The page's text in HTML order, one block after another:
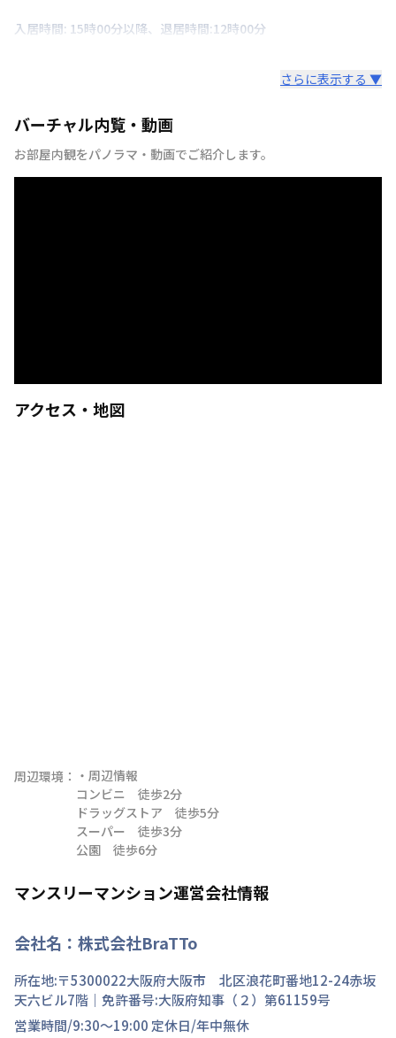
入居時間: 15時00分以降、退居時間:12時00分
さらに表示する ▼
バーチャル内覧・動画
お部屋内観をパノラマ・動画でご紹介します。
アクセス・地図
周辺環境： ・周辺情報
コンビニ　徒歩2分
ドラッグストア　徒歩5分
スーパー　徒歩3分
公園　徒歩6分
マンスリーマンション運営会社情報
会社名： 株式会社BraTTo
所在地:〒5300022大阪府大阪市 北区浪花町番地12-24赤坂
天六ビル7階 ｜免許番号:大阪府知事（２）第61159号
営業時間/9:30～19:00 定休日/年中無休